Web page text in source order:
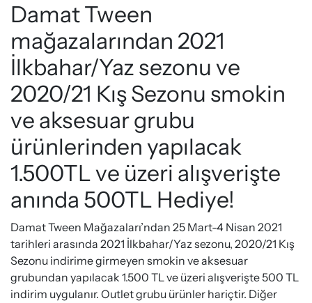
Damat Tween
mağazalarından 2021
İlkbahar/Yaz sezonu ve
2020/21 Kış Sezonu smokin
ve aksesuar grubu
ürünlerinden yapılacak
1.500TL ve üzeri alışverişte
anında 500TL Hediye!
Damat Tween Mağazaları’ndan 25 Mart-4 Nisan 2021
tarihleri arasında 2021 İlkbahar/Yaz sezonu, 2020/21 Kış
Sezonu indirime girmeyen smokin ve aksesuar
grubundan yapılacak 1.500 TL ve üzeri alışverişte 500 TL
indirim uygulanır. Outlet grubu ürünler hariçtir. Diğer